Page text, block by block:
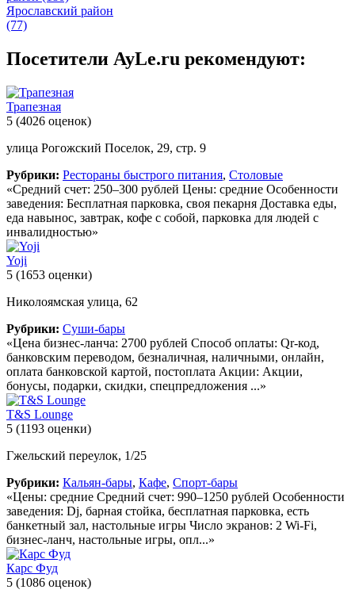
Ярославский район
(77)
Посетители AyLe.ru рекомендуют:
Трапезная
5 (4026 оценок)
улица Рогожский Поселок, 29, стр. 9
Рубрики: Рестораны быстрого питания, Столовые
«Средний счет: 250–300 рублей Цены: средние Особенности
заведения: Бесплатная парковка, своя пекарня Доставка еды,
еда навынос, завтрак, кофе с собой, парковка для людей с
инвалидностью»
Yoji
5 (1653 оценки)
Николоямская улица, 62
Рубрики: Суши-бары
«Цена бизнес-ланча: 2700 рублей Способ оплаты: Qr-код,
банковским переводом, безналичная, наличными, онлайн,
оплата банковской картой, постоплата Акции: Акции,
бонусы, подарки, скидки, спецпредложения ...»
T&S Lounge
5 (1193 оценки)
Гжельский переулок, 1/25
Рубрики: Кальян-бары, Кафе, Спорт-бары
«Цены: средние Средний счет: 990–1250 рублей Особенности
заведения: Dj, барная стойка, бесплатная парковка, есть
банкетный зал, настольные игры Число экранов: 2 Wi-Fi,
бизнес-ланч, настольные игры, опл...»
Карс Фуд
5 (1086 оценок)